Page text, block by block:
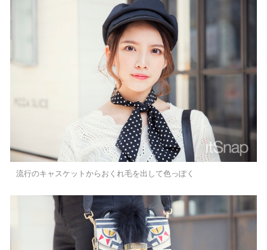
流行のキャスケットからおくれ毛を出して色っぽく